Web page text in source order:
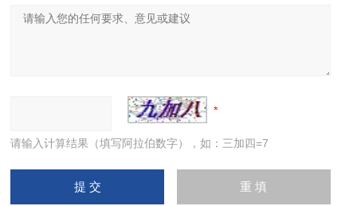
请输入计算结果（填写阿拉伯数字），如：三加四=7